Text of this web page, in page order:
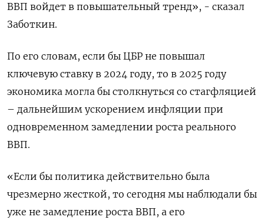
ВВП войдет в повышательный тренд», - сказал
Заботкин.
По его словам, если бы ЦБР не повышал
ключевую ставку в 2024 году, то в 2025 ‌году
экономика могла бы столкнуться со стагфляцией
– дальнейшим ускорением инфляции при
одновременном замедлении роста реального
ВВП.
«Если бы политика ‌действительно была
чрезмерно жесткой, то сегодня мы наблюдали бы
уже не замедление роста ВВП, а его